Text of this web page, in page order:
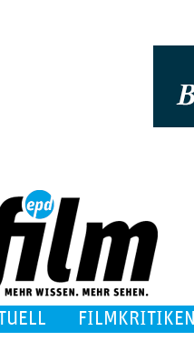
FILMKRITIKEN